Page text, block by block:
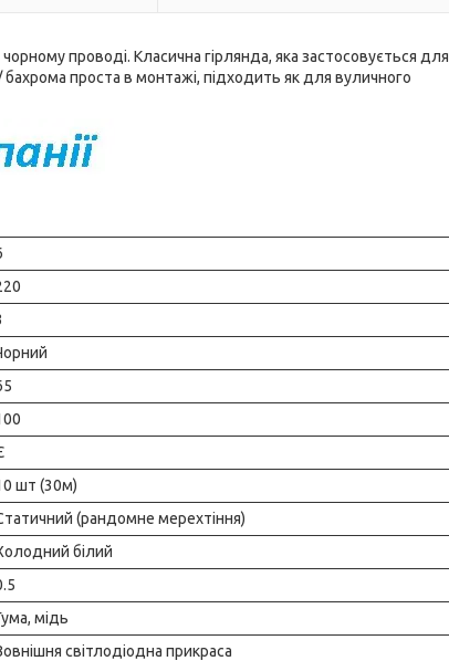
проводі. Класична гірлянда, яка застосовується для
проста в монтажі, підходить як для вуличного
шт (30м)
(рандомне мерехтіння)
білий
мідь
світлодіодна прикраса